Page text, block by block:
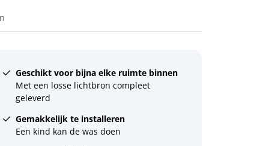
Geschikt voor bijna elke ruimte binnen
Met een losse lichtbron compleet
geleverd
Gemakkelijk te installeren
Een kind kan de was doen